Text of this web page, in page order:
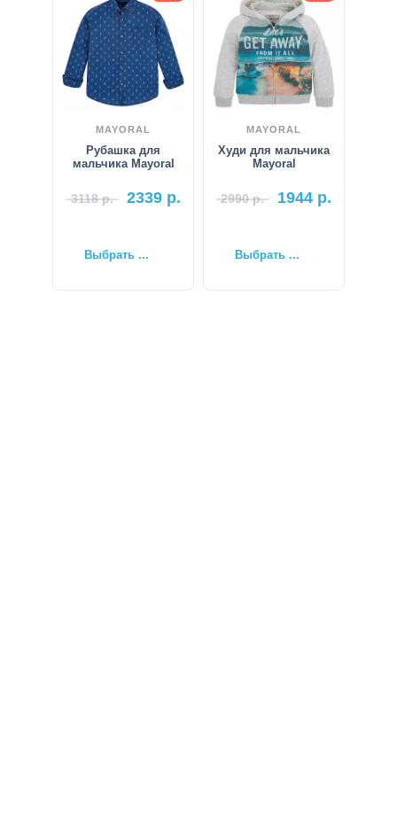
MAYORAL
Рубашка для
мальчика Mayoral
3118р. 2339р.
Выбрать ...
MAYORAL
Худи для мальчика
Mayoral
2990р. 1944 р.
Выбрать ...